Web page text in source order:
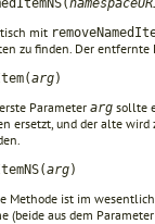
mit
zu finden. Der entfernte
arg)
Parameter arg sollte
ersetzt, und der alte wird
arg)
Methode ist im
(beide aus dem